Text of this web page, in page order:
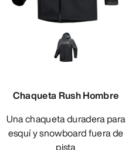
Chaqueta Rush Hombre
Una chaqueta duradera para
esquí y snowboard fuera de
pista